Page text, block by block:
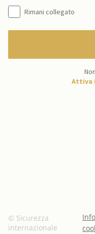
Rimani collegato
Attiva
© Sicurezza
internazionale